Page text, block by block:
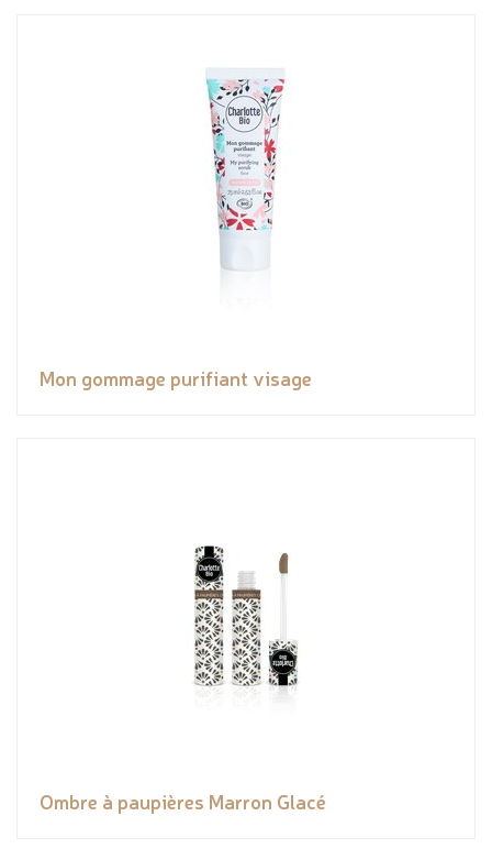
Mon gommage purifiant visage
Ombre à paupières Marron Glacé